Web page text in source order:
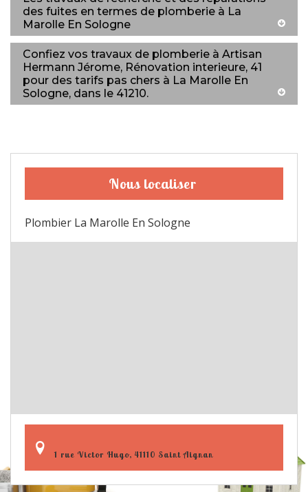
des fuites en termes de plomberie à La
Marolle En Sologne
Confiez vos travaux de plomberie à Artisan
Hermann Jérome, Rénovation interieure, 41
pour des tarifs pas chers à La Marolle En
Sologne, dans le 41210.
Nous localiser
Plombier La Marolle En Sologne
1 rue Victor Hugo, 41110 Saint Aignan